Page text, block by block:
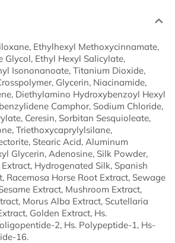
Ethylhexyl Methoxycinnamate,
Glycol, Ethyl Hexyl Salicylate,
Isononanoate, Titanium Dioxide,
Glycerin, Niacinamide,
Diethylamino Hydroxybenzoyl Hexyl
Camphor, Sodium Chloride,
Ceresin, Sorbitan Sesquioleate,
Triethoxycaprylylsilane,
Stearic Acid, Aluminum
Glycerin, Adenosine, Silk Powder,
Hydrogenated Silk, Spanish
Racemosa Horse Root Extract, Sewage
Extract, Mushroom Extract,
Morus Alba Extract, Scutellaria
Golden Extract, Hs.
2, Hs. Polypeptide-1, Hs-
16.